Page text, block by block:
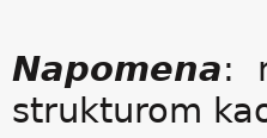
Napomena:
strukturom